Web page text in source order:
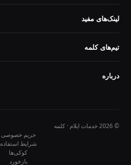
لینک‌های مفید
تیم‌های کلمه
درباره
© 2026 خدمات ایلام · کلمه
حریم خصوصی
شرایط استفاده
کوکی‌ها
بازخورد
10